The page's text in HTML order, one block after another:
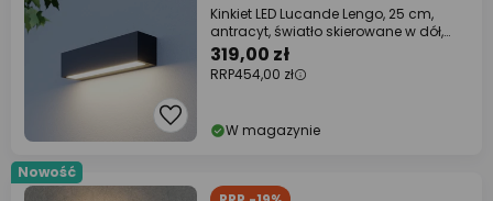
Kinkiet LED Lucande Lengo, 25 cm,
antracyt, światło skierowane w dół,
3000 K
319,00 zł
RRP454,00 zł
W magazynie
Nowość